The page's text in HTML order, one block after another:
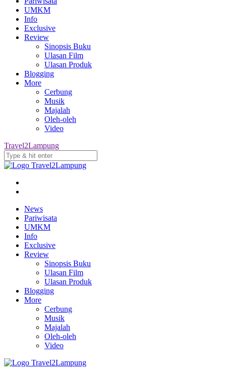
UMKM
Info
Exclusive
Review
Sinopsis Buku
Ulasan Film
Ulasan Produk
Blogging
More
Cerbung
Musik
Majalah
Oleh-oleh
Video
Travel2Lampung
News
Pariwisata
UMKM
Info
Exclusive
Review
Sinopsis Buku
Ulasan Film
Ulasan Produk
Blogging
More
Cerbung
Musik
Majalah
Oleh-oleh
Video